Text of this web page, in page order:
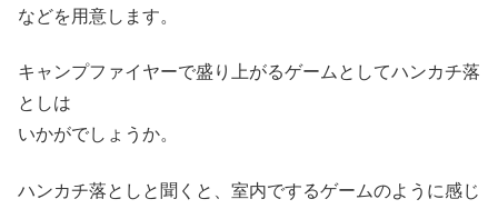
などを用意します。
キャンプファイヤーで盛り上がるゲームとしてハンカチ落
としは
いかがでしょうか。
ハンカチ落としと聞くと、室内でするゲームのように感じ